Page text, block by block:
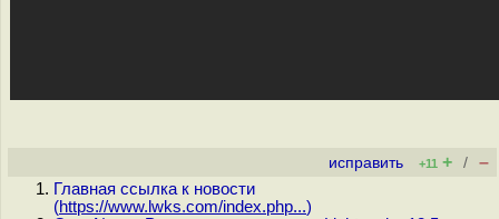
исправить +11 + / –
Главная ссылка к новости
(https://www.lwks.com/index.php...)